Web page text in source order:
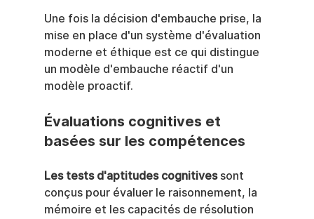
Une fois la décision d'embauche prise, la
mise en place d'un système d'évaluation
moderne et éthique est ce qui distingue
un modèle d'embauche réactif d'un
modèle proactif.
Évaluations cognitives et
basées sur les compétences
Les tests d'aptitudes cognitives sont
conçus pour évaluer le raisonnement, la
mémoire et les capacités de résolution